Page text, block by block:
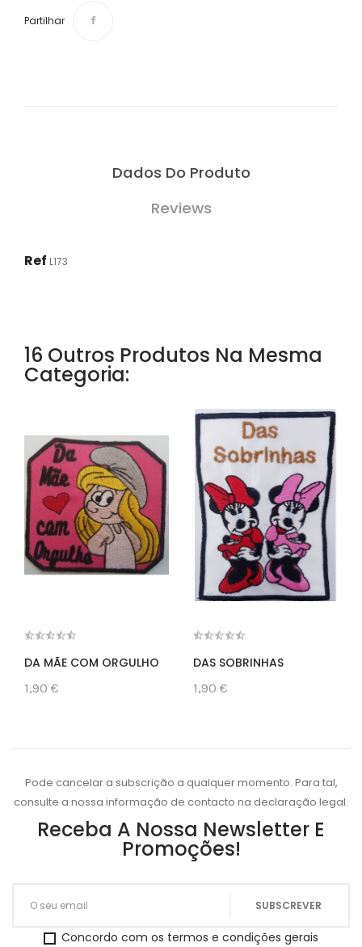
Partilhar
Dados Do Produto
Reviews
Ref L173
16 Outros Produtos Na Mesma
Categoria:
DA MÃE COM ORGULHO
1,90 €
DAS SOBRINHAS
1,90 €
Pode cancelar a subscrição a qualquer momento. Para tal,
consulte a nossa informação de contacto na declaração legal.
Receba A Nossa Newsletter E
Promoções!
Concordo com os termos e condições gerais